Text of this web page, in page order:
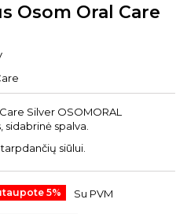
Osom Oral Care
Silver OSOMORAL
sidabrinė spalva.
siūlui.
5% Su PVM